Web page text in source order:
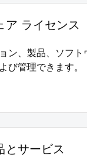
ア ライセンス
ン、製品、ソフト
び管理できます。
とサービス